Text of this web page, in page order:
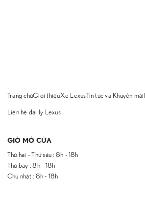
Trang chủGiới thiệuXe Lexus Tin tức và Khuyến mãi
Liên hệ đại lý Lexus
GIỜ MỞ CỬA
Thứ hai - Thứ sáu : 8h - 18h
Thứ bảy : 8h - 18h
Chủ nhật : 8h - 18h